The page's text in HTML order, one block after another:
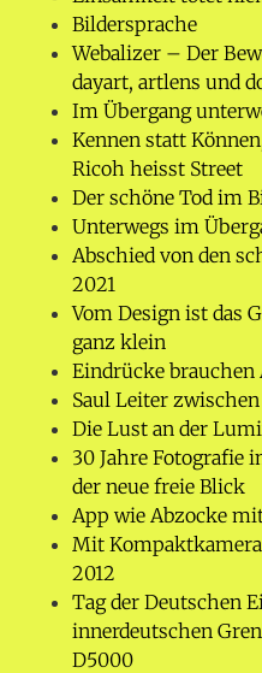
Bildersprache
Webalizer – Der
dayart, artlens und
Im Übergang
Kennen statt
Ricoh heisst Street
Der schöne Tod im
Unterwegs im
Abschied von den
2021
Vom Design ist das
ganz klein
Eindrücke brauchen
Saul Leiter
Die Lust an der
30 Jahre Fotografie
der neue freie Blick
App wie Abzocke
Mit
2012
Tag der Deutschen
innerdeutschen
D5000